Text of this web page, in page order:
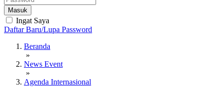
Masuk
Ingat Saya
Daftar Baru/Lupa Password
Beranda
»
News Event
»
Agenda Internasional